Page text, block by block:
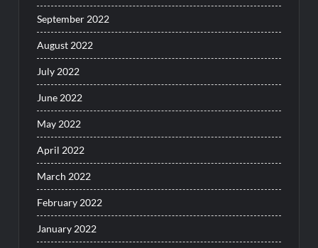
September 2022
August 2022
July 2022
June 2022
May 2022
April 2022
March 2022
February 2022
January 2022